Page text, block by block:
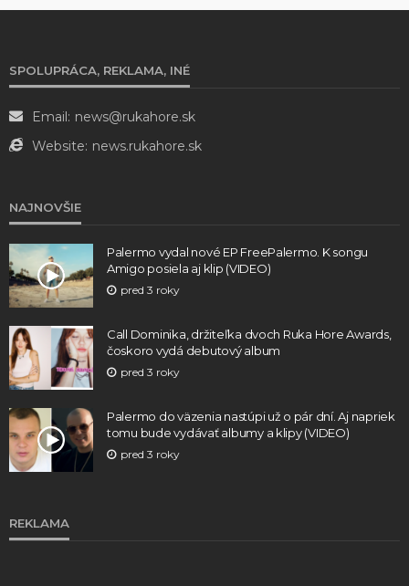
SPOLUPRÁCA, REKLAMA, INÉ
Email: news@rukahore.sk
Website: news.rukahore.sk
NAJNOVŠIE
Palermo vydal nové EP FreePalermo. K songu
Amigo posiela aj klip (VIDEO)
pred 3 roky
Call Dominika, držiteľka dvoch Ruka Hore Awards,
čoskoro vydá debutový album
pred 3 roky
Palermo do väzenia nastúpi už o pár dní. Aj napriek
tomu bude vydávať albumy a klipy (VIDEO)
pred 3 roky
REKLAMA